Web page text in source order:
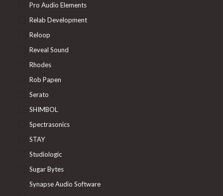
Pro Audio Elements
Relab Development
Reloop
Reveal Sound
Rhodes
Rob Papen
Serato
SHIMBOL
Spectrasonics
STAY
Studiologic
Sugar Bytes
Synapse Audio Software